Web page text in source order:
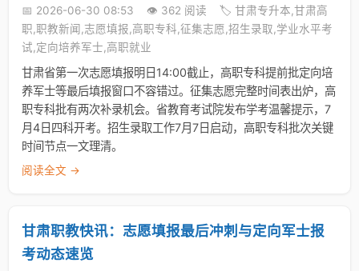
📅 2026-06-30 08:53 👁️ 362 阅读
🏷️ 甘肃专升本,甘肃高
职,职教新闻,志愿填报,高职专科,征集志愿,招生录取,学业水平考
试,定向培养军士,高职就业
甘肃省第一次志愿填报明日14:00截止，高职专科提前批定向培
养军士等最后填报窗口不容错过。征集志愿完整时间表出炉，高
职专科批有两次补录机会。省教育考试院发布学考温馨提示，7
月4日四科开考。招生录取工作7月7日启动，高职专科批次关键
时间节点一文理清。
阅读全文 →
甘肃职教快讯：志愿填报最后冲刺与定向军士报
考动态速览